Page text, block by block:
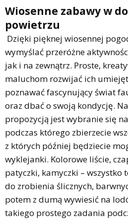
Wiosenne zabawy w
powietrzu
Dzięki pięknej wiosennej
wymyślać przeróżne
jak i na zewnątrz. Proste,
maluchom rozwijać ich
poznawać fascynujący świat
oraz dbać o swoją kondycję.
propozycją jest wybranie się
podczas którego zbierzecie
z których później będziecie
wyklejanki. Kolorowe liście,
patyczki, kamyczki – wszystko
do zrobienia ślicznych,
potem z dumą wywiesić na
takiego prostego zadania